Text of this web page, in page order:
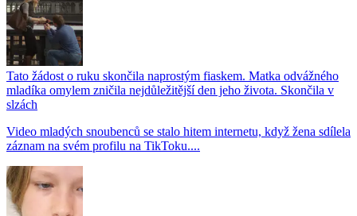
Tato žádost o ruku skončila naprostým fiaskem. Matka odvážného
mladíka omylem zničila nejdůležitější den jeho života. Skončila v
slzách
Video mladých snoubenců se stalo hitem internetu, když žena sdílela
záznam na svém profilu na TikToku....